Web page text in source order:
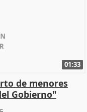
01:33
de menores
Gobierno"